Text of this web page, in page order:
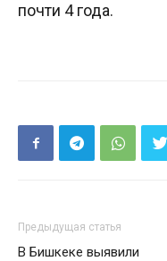
почти 4 года.
Предыдущая статья
В Бишкеке выявили